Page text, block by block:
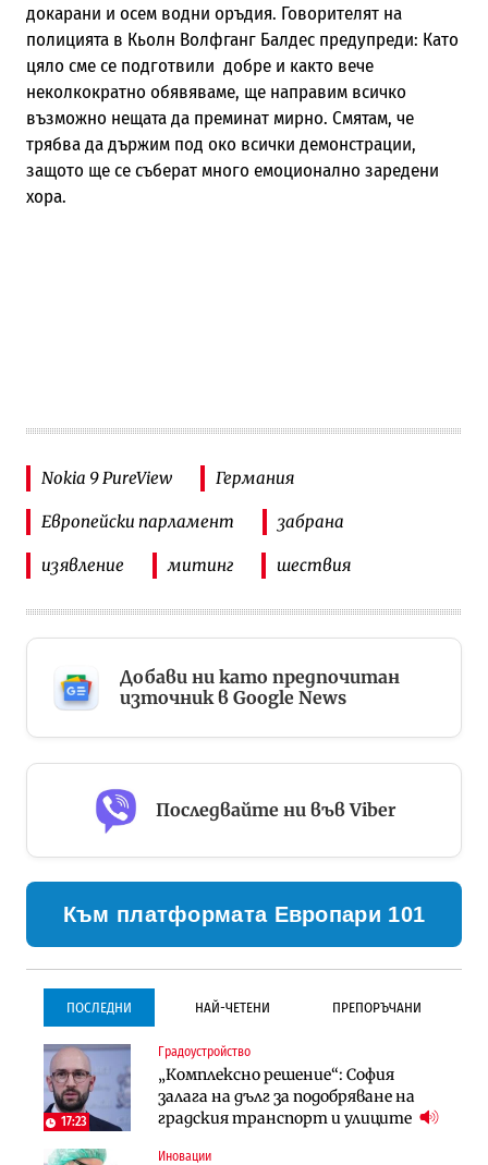
докарани и осем водни оръдия. Говорителят на
полицията в Кьолн Волфганг Балдес предупреди: Като
цяло сме се подготвили добре и както вече
неколкократно обявяваме, ще направим всичко
възможно нещата да преминат мирно. Смятам, че
трябва да държим под око всички демонстрации,
защото ще се съберат много емоционално заредени
хора.
Nokia 9 PureView Германия
Европейски парламент забрана
изявление митинг шествия
Добави ни като предпочитан
източник в Google News
Последвайте ни във Viber
Към платформата Европари 101
ПОСЛЕДНИ НАЙ-ЧЕТЕНИ ПРЕПОРЪЧАНИ
17:23
Градоустройство
„Комплексно решение“: София
залага на дълг за подобряване на
градския транспорт и улиците
Иновации
Градоустройство
Столична община избра
изпълнител за преместването на
трамвайното трасе по бул.
Инфраструктура
Проектирането на тунела под
Петрохан ще върви паралелно с
екологичните оценки
Компании